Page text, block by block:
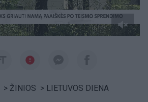
> ŽINIOS > LIETUVOS DIENA